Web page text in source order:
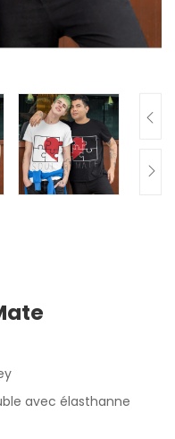
avec élasthanne